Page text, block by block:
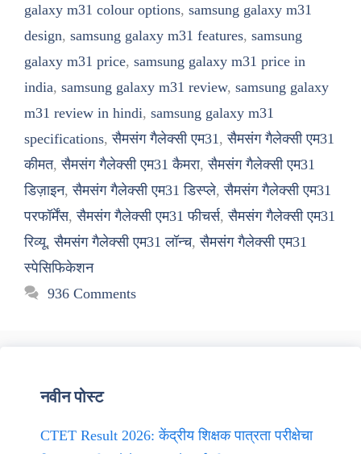
galaxy m31 colour options, samsung galaxy m31
design, samsung galaxy m31 features, samsung
galaxy m31 price, samsung galaxy m31 price in
india, samsung galaxy m31 review, samsung galaxy
m31 review in hindi, samsung galaxy m31
specifications,सैमसंग गैलेक्सी एम31 ,सैमसंग गैलेक्सी एम31
कीमत,सैमसंग गैलेक्सी एम31 कैमरा,सैमसंग गैलेक्सी एम31
डिज़ाइन,सैमसंग गैलेक्सी एम31 डिस्प्ले,सैमसंग गैलेक्सी एम31
परफॉर्मेंस,सैमसंग गैलेक्सी एम31 फीचर्स,सैमसंग गैलेक्सी एम31
रिव्यू,सैमसंग गैलेक्सी एम31 लॉन्च,सैमसंग गैलेक्सी एम31
स्पेसिफिकेशन
936 Comments
नवीन पोस्ट
CTET Result 2026: केंद्रीय शिक्षक पात्रता परीक्षेचा